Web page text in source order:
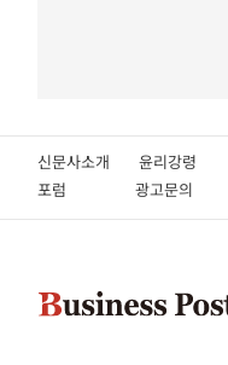
신문사소개 윤리강령
포럼
광고문의